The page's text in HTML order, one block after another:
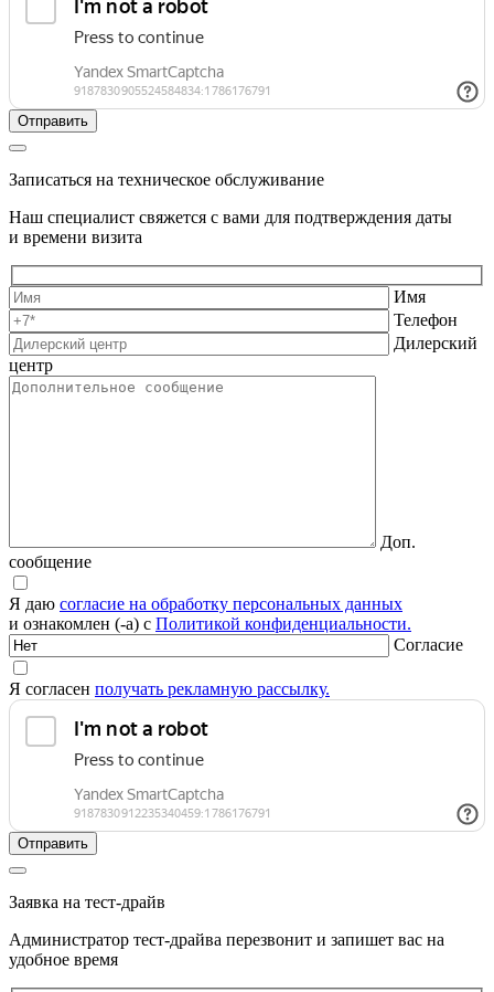
Записаться на техническое обслуживание
Наш специалист свяжется с вами для подтверждения даты
и времени визита
Имя
Телефон
Дилерский
центр
Доп.
сообщение
Я даю согласие на обработку персональных данных
и ознакомлен (-а) с Политикой конфиденциальности.
Согласие
Я согласен получать рекламную рассылку.
Заявка на тест-драйв
Администратор тест-драйва перезвонит и запишет вас на
удобное время